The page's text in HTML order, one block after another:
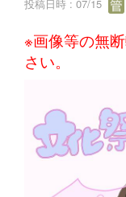
投稿日時 : 07/15
※画像等の無
さい。